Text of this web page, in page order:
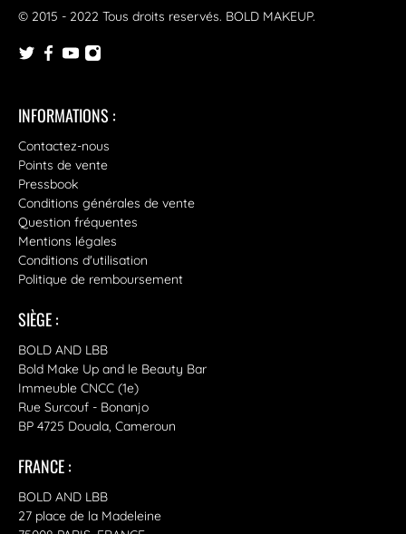
© 2015 - 2022 Tous droits reservés. BOLD MAKEUP.
INFORMATIONS :
Contactez-nous
Points de vente
Pressbook
Conditions générales de vente
Question fréquentes
Mentions légales
Conditions d'utilisation
Politique de remboursement
SIÈGE :
BOLD AND LBB
Bold Make Up and le Beauty Bar
Immeuble CNCC (1e)
Rue Surcouf - Bonanjo
BP 4725 Douala, Cameroun
FRANCE :
BOLD AND LBB
27 place de la Madeleine